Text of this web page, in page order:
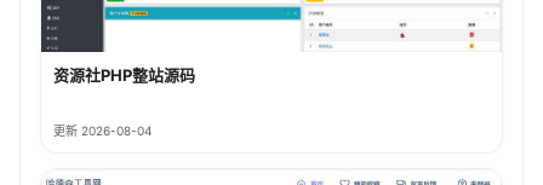
资源社PHP整站源码
更新 2026-08-04